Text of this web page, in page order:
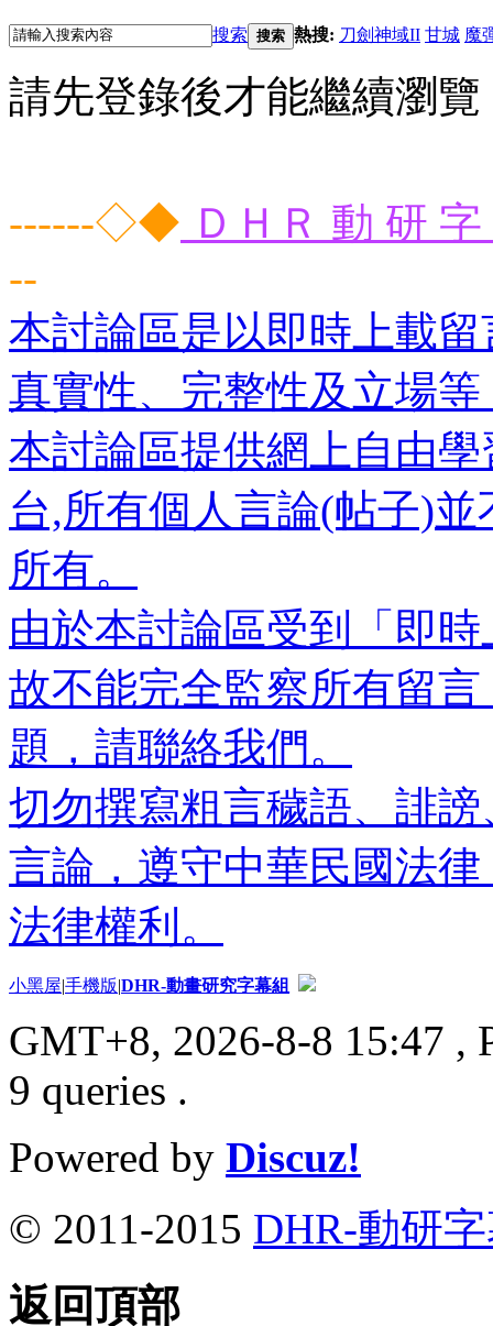
搜索 搜索 熱搜: 刀劍神域II 甘城 魔
請先登錄後才能繼續瀏覽
------◇◆ ＤＨＲ 動 研
--
本討論區是以即時上載
真實性、完整性及立場
本討論區提供網上自由
台,所有個人言論(帖子)
所有。
由於本討論區受到「即
故不能完全監察所有留
題，請聯絡我們。
切勿撰寫粗言穢語、誹
言論，遵守中華民國法
法律權利。
小黑屋|手機版|DHR-動畫研究字幕組
GMT+8, 2026-8-8 15:47 ,
9 queries .
Powered by Discuz!
© 2011-2015 DHR-動研
返回頂部